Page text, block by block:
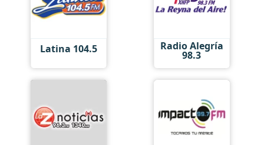
Latina 104.5 Radio Alegría
98.3